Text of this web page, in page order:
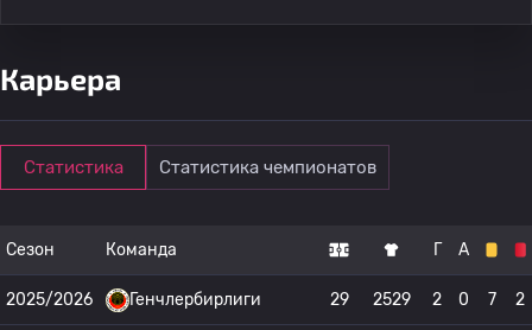
Карьера
Статистика Статистика чемпионатов
Сезон Команда Г А
2025/2026 Генчлербирлиги 29 2529 2 0 7 2